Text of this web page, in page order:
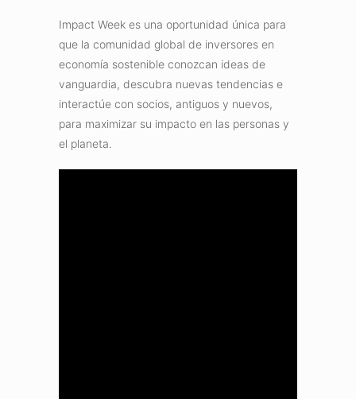
Impact Week es una oportunidad única para
que la comunidad global de inversores en
economía sostenible conozcan ideas de
vanguardia, descubra nuevas tendencias e
interactúe con socios, antiguos y nuevos,
para maximizar su impacto en las personas y
el planeta.